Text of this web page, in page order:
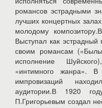
романсов эстрадными
лучших концертных
молодому
Выступал как эстрадный
своим романсам
исполнение
«интимного жанра». В
импровизаций
аудитории.В 1920
П.Григорьевым создал